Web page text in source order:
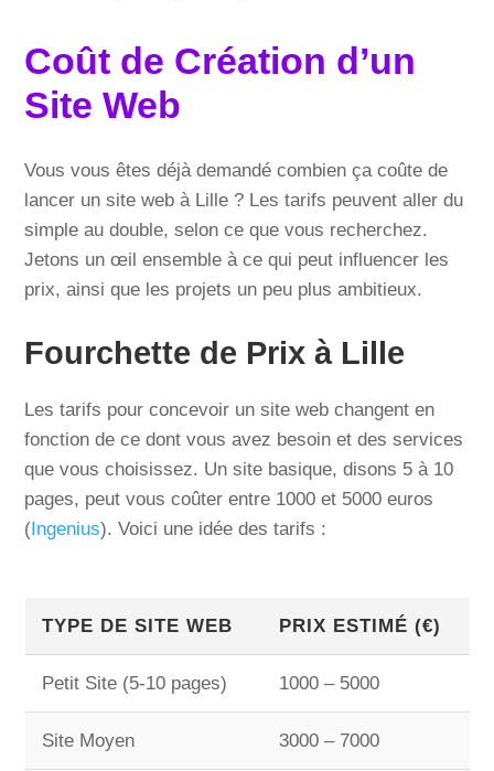
Coût de Création d’un
Site Web
Vous vous êtes déjà demandé combien ça coûte de
lancer un site web à Lille ? Les tarifs peuvent aller du
simple au double, selon ce que vous recherchez.
Jetons un œil ensemble à ce qui peut influencer les
prix, ainsi que les projets un peu plus ambitieux.
Fourchette de Prix à Lille
Les tarifs pour concevoir un site web changent en
fonction de ce dont vous avez besoin et des services
que vous choisissez. Un site basique, disons 5 à 10
pages, peut vous coûter entre 1000 et 5000 euros
( Ingenius). Voici une idée des tarifs :
TYPE DE SITE WEB PRIX ESTIMÉ (€)
Petit Site (5-10 pages) 1000 – 5000
Site Moyen 3000 – 7000